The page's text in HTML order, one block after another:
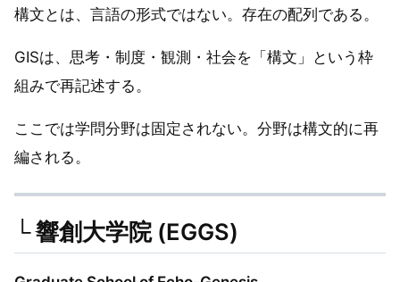
構文とは、言語の形式ではない。存在の配列である。
GISは、思考・制度・観測・社会を「構文」という枠
組みで再記述する。
ここでは学問分野は固定されない。分野は構文的に再
編される。
└ 響創大学院 (EGGS)